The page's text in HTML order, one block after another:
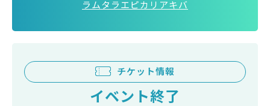
ラムタラエピカリアキバ
チケット情報
イベント終了